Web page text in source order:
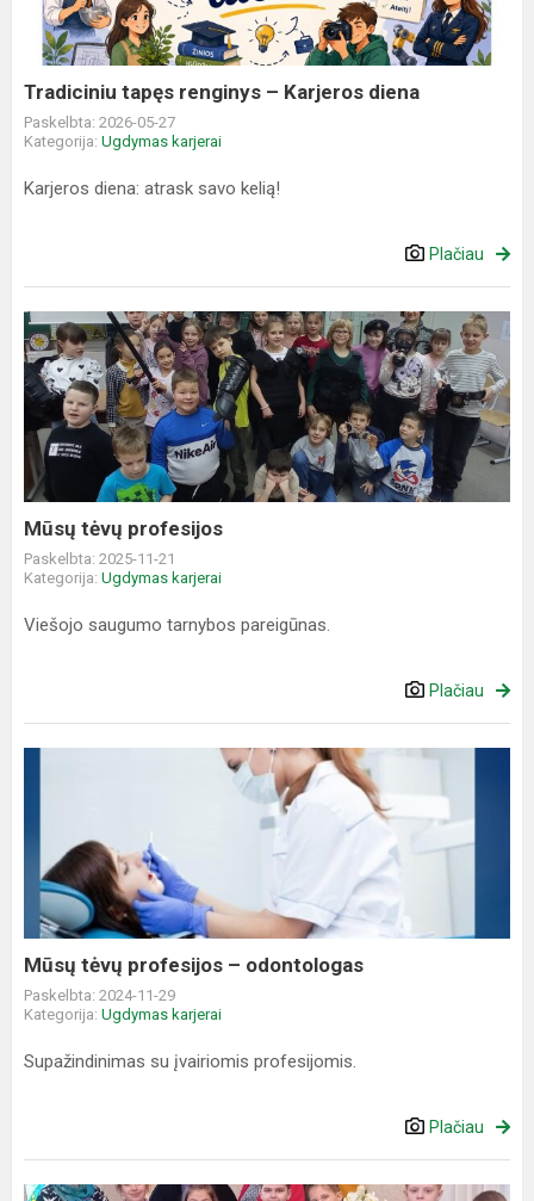
diena
Tradiciniu tapęs renginys – Karjeros diena
Paskelbta: 2026-05-27
Kategorija: Ugdymas karjerai
Karjeros diena: atrask savo kelią!
Plačiau
Mūsų
tėvų
profesijos
Mūsų tėvų profesijos
Paskelbta: 2025-11-21
Kategorija: Ugdymas karjerai
Viešojo saugumo tarnybos pareigūnas.
Plačiau
odontologas
Mūsų tėvų profesijos – odontologas
Paskelbta: 2024-11-29
Kategorija: Ugdymas karjerai
Supažindinimas su įvairiomis profesijomis.
Plačiau